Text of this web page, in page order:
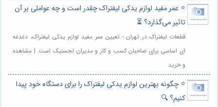
⭐️ عمر مفید لوازم یدکی لیفتراک چقدر است و چه عواملی بر آن
تاثیر می‌گذارد؟ ⏳
قطعات لیفتراک در تهران - تعیین عمر مفید لوازم یدکی لیفتراک، دغدغه
ای اساسی برای صاحبان کسب و کار و مدیران لجستیک است. | مشاهده
و خرید
⭐️ چگونه بهترین لوازم یدکی لیفتراک را برای دستگاه خود پیدا
کنیم؟ 🔍